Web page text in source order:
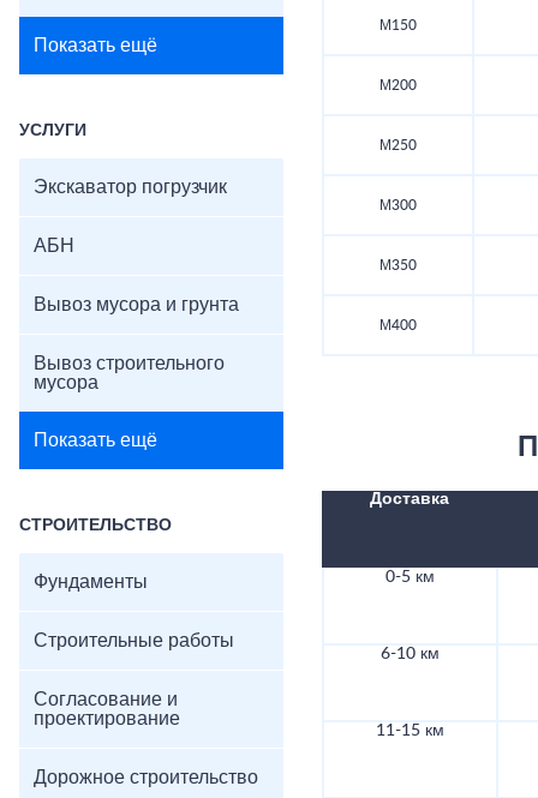
Показать ещё
УСЛУГИ
Экскаватор погрузчик
АБН
Вывоз мусора и грунта
Вывоз строительного
мусора
Показать ещё
СТРОИТЕЛЬСТВО
Фундаменты
Строительные работы
Согласование и
проектирование
Дорожное строительство
М150
М200
М250
М300
М350
М400
Доставка
0-5 км
6-10 км
11-15 км